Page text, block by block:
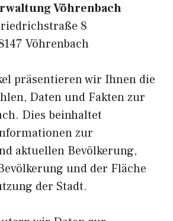
Vöhrenbach
8
Vöhrenbach
präsentieren wir Ihnen die
Daten und Fakten zur
Dies beinhaltet
zur
aktuellen Bevölkerung,
und der Fläche
der Stadt.